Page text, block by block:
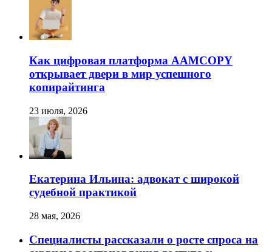
Как цифровая платформа AAMCOPY
открывает двери в мир успешного
копирайтинга
23 июля, 2026
Екатерина Ильина: адвокат с широкой
судебной практикой
28 мая, 2026
Специалисты рассказали о росте спроса на